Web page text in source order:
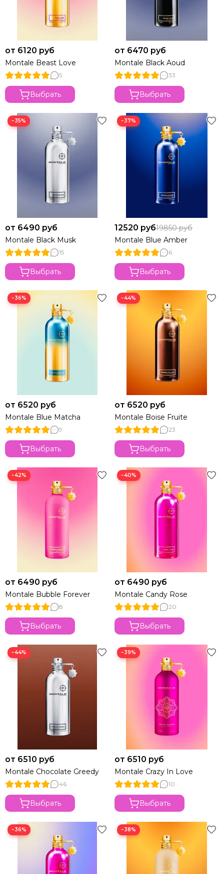
от 6120 руб
Montale Beast Love
5
Выбрать
от 6470 руб
Montale Black Aoud
33
Выбрать
−35%
от 6490 руб
Montale Black Musk
15
Выбрать
−37%
12520 руб19850 руб
Montale Blue Amber
6
Выбрать
−36%
от 6520 руб
Montale Blue Matcha
9
Выбрать
−44%
от 6520 руб
Montale Boise Fruite
23
Выбрать
−42%
от 6490 руб
Montale Bubble Forever
8
Выбрать
−40%
от 6490 руб
Montale Candy Rose
20
Выбрать
−44%
от 6510 руб
Montale Chocolate Greedy
46
Выбрать
−39%
от 6510 руб
Montale Crazy In Love
10
Выбрать
−36% −38%